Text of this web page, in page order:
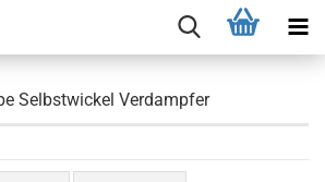
Selbstwickel Verdampfer